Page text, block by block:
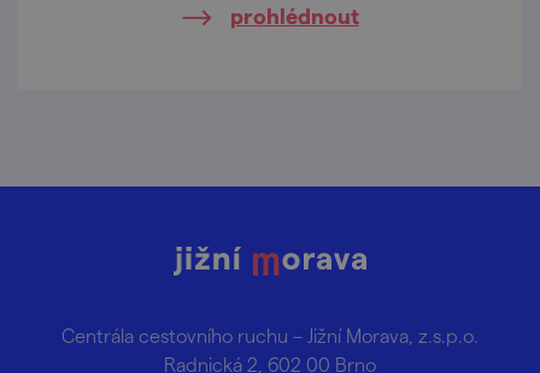
prohlédnout
Centrála cestovního ruchu – Jižní Morava, z.s.p.o.
Radnická 2, 602 00 Brno